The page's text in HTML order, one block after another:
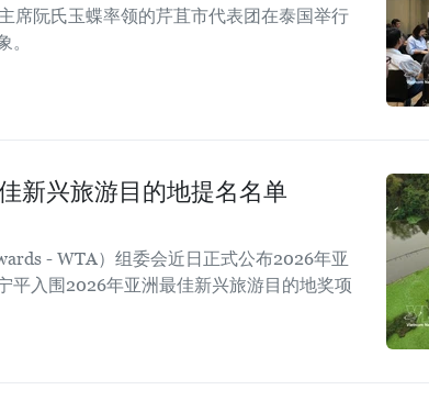
席阮氏玉蝶率领的芹苴市代表团在泰国举行
新兴旅游目的地提名名单
- WTA）组委会近日正式公布2026年亚
平入围2026年亚洲最佳新兴旅游目的地奖项